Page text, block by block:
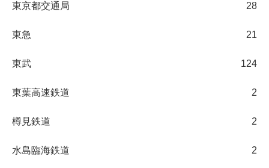
東京都交通局 28
東急 21
東武 124
東葉高速鉄道 2
樽見鉄道 2
水島臨海鉄道 2